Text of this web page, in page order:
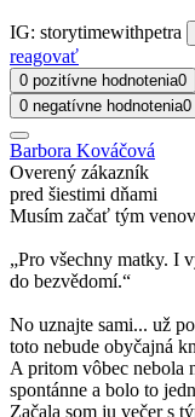
IG: storytimewithpetra
reagovať
0 pozitívne hodnotenia0
0 negatívne hodnotenia0
Barbora Kováčová
Overený zákazník
pred šiestimi dňami
Musím začať tým
„Pro všechny matky. I
do bezvědomí.“
No uznajte sami... už
toto nebude obyčajná
A pritom vôbec nebola
spontánne a bolo to
Začala som ju večer s